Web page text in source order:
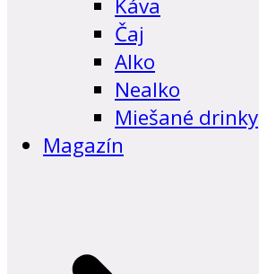
Káva
Čaj
Alko
Nealko
Miešané drinky
Magazín